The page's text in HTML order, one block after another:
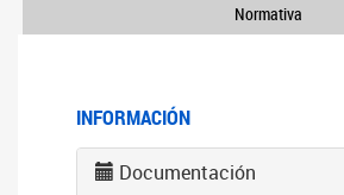
Normativa
INFORMACIÓN
Documentación